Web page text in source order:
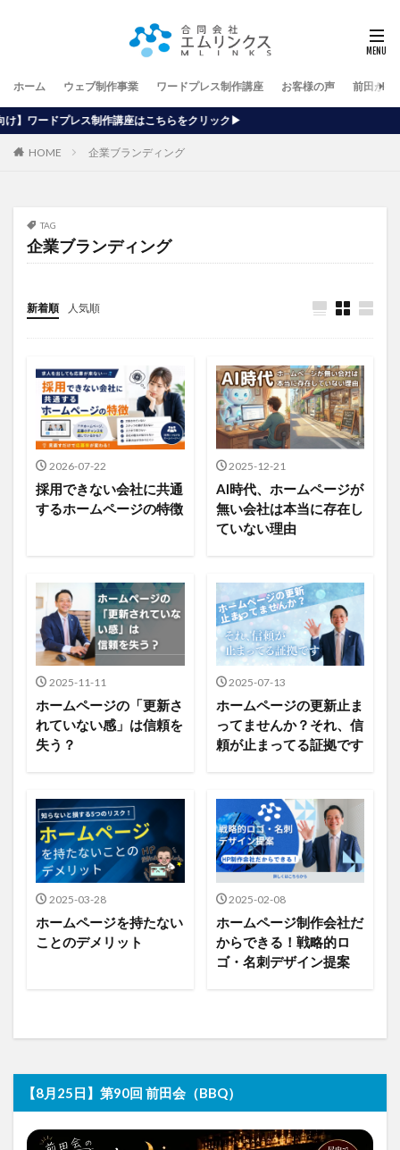
ホーム ウェブ制作事業 ワードプレス制作講座 お客様の声 前田が行
座はこちらをクリック▶
HOME 企業ブランディング
TAG
企業ブランディング
新着順 人気順
2026-07-22
採用できない会社に共通
するホームページの特徴
2025-12-21
AI時代、ホームページが
無い会社は本当に存在し
ていない理由
2025-11-11
ホームページの「更新さ
れていない感」は信頼を
失う？
2025-07-13
ホームページの更新止ま
ってませんか？それ、信
頼が止まってる証拠です
2025-03-28
ホームページを持たない
ことのデメリット
2025-02-08
ホームページ制作会社だ
からできる！戦略的ロ
ゴ・名刺デザイン提案
【8月25日】第90回 前田会（BBQ）